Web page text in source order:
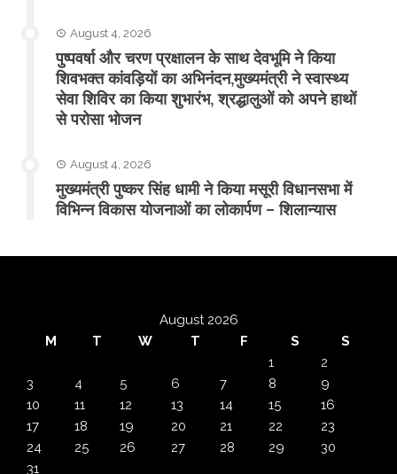
August 4, 2026
पुष्पवर्षा और चरण प्रक्षालन के साथ देवभूमि ने किया
शिवभक्त कांवड़ियों का अभिनंदन,मुख्यमंत्री ने स्वास्थ्य
सेवा शिविर का किया शुभारंभ, श्रद्धालुओं को अपने हाथों
से परोसा भोजन
August 4, 2026
मुख्यमंत्री पुष्कर सिंह धामी ने किया मसूरी विधानसभा में
विभिन्न विकास योजनाओं का लोकार्पण – शिलान्यास
August 2026
M
T W T F S
S
1
2
3
4 5 6 7 8
9
10
11 12 13 14 15
16
17
18 19 20 21 22
23
24
25 26 27 28 29
30
31